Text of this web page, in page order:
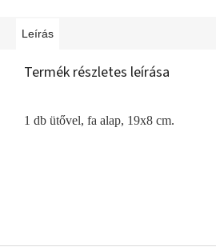
Leírás
Termék részletes leírása
1 db ütővel, fa alap, 19x8 cm.